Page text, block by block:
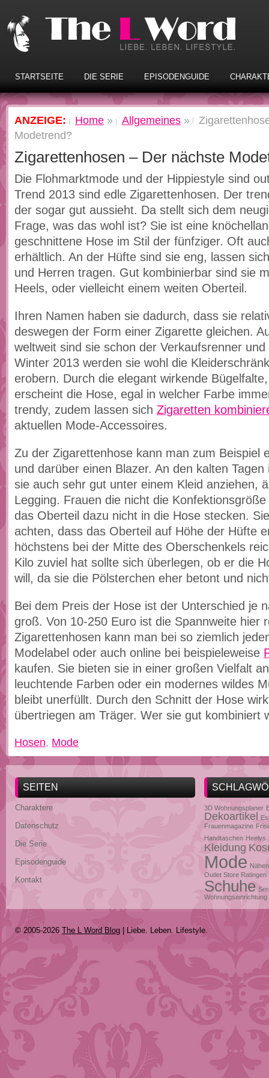
STARTSEITE DIE SERIE EPISODENGUIDE
ANZEIGE: Home » Allgemeines »
Modetrend?
Zigarettenhosen – Der nächste
Die Flohmarktmode und der Hippiestyle sind
Trend 2013 sind edle Zigarettenhosen. Der
der sogar gut aussieht. Da stellt sich dem
Frage, was das wohl ist? Sie ist eine
geschnittene Hose im Stil der fünfziger. Oft
erhältlich. An der Hüfte sind sie eng, lassen
und Herren tragen. Gut kombinierbar sind sie
Heels, oder vielleicht einem weiten Oberteil.
Ihren Namen haben sie dadurch, dass sie
deswegen der Form einer Zigarette gleichen.
weltweit sind sie schon der Verkaufsrenner
Winter 2013 werden sie wohl die
erobern. Durch die elegant wirkende
erscheint die Hose, egal in welcher Farbe
trendy, zudem lassen sich Zigaretten
aktuellen Mode-Accessoires.
Zu der Zigarettenhose kann man zum Beispiel
und darüber einen Blazer. An den kalten
sie auch sehr gut unter einem Kleid anziehen,
Legging. Frauen die nicht die
das Oberteil dazu nicht in die Hose stecken.
achten, dass das Oberteil auf Höhe der Hüfte
höchstens bei der Mitte des Oberschenkels
Kilo zuviel hat sollte sich überlegen, ob er die
will, da sie die Pölsterchen eher betont und
Bei dem Preis der Hose ist der Unterschied je
groß. Von 10-250 Euro ist die Spannweite hier
Zigarettenhosen kann man bei so ziemlich
Modelabel oder auch online bei beispieleweise
kaufen. Sie bieten sie in einer großen Vielfalt
leuchtende Farben oder ein modernes wildes
bleibt unerfüllt. Durch den Schnitt der Hose
übertriegen am Träger. Wer sie gut kombiniert
Hosen, Mode
SEITEN
Charaktere
Datenschutz
Die Serie
Episodenguide
Kontakt
3D Wohnungsplaner
Dekoartikel
Frauenmagazine
Handtaschen Heelys
Kleidung
Mode Nähen
Outlet Store Ratingen
Schuhe
Wohnungseinrichtung
© 2005-2026 The L Word Blog | Liebe. Leben. Lifestyle.